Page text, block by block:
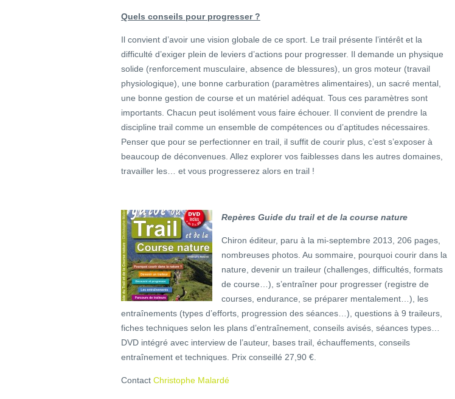
Quels conseils pour progresser ?
Il convient d’avoir une vision globale de ce sport. Le trail présente l’intérêt et la
difficulté d’exiger plein de leviers d’actions pour progresser. Il demande un physique
solide (renforcement musculaire, absence de blessures), un gros moteur (travail
physiologique), une bonne carburation (paramètres alimentaires), un sacré mental,
une bonne gestion de course et un matériel adéquat. Tous ces paramètres sont
importants. Chacun peut isolément vous faire échouer. Il convient de prendre la
discipline trail comme un ensemble de compétences ou d’aptitudes nécessaires.
Penser que pour se perfectionner en trail, il suffit de courir plus, c’est s’exposer à
beaucoup de déconvenues. Allez explorer vos faiblesses dans les autres domaines,
travailler les… et vous progresserez alors en trail !
Repères Guide du trail et de la course nature
Chiron éditeur, paru à la mi-septembre 2013, 206 pages,
nombreuses photos. Au sommaire, pourquoi courir dans la
nature, devenir un traileur (challenges, difficultés, formats
de course…), s’entraîner pour progresser (registre de
courses, endurance, se préparer mentalement…), les
entraînements (types d’efforts, progression des séances…), questions à 9 traileurs,
fiches techniques selon les plans d’entraînement, conseils avisés, séances types…
DVD intégré avec interview de l’auteur, bases trail, échauffements, conseils
entraînement et techniques. Prix conseillé 27,90 €.
Contact Christophe Malardé